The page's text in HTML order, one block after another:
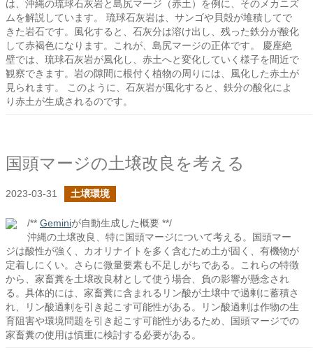
は、沖縄の琉球石灰岩と島尻マージ（赤土）を例に、そのメカニズ
ムを解説しています。 琉球石灰岩は、サンゴや貝殻が堆積してで
きた岩石です。風化すると、石灰分は溶け出し、残った鉄分が酸化
して赤褐色になります。これが、島尻マージの正体です。 慶座絶
壁では、琉球石灰岩が風化し、赤土へと変化していく様子を間近で
観察できます。岩の隙間に根付く植物の周りには、風化した赤土が
見られます。 このように、石灰岩が風化すると、鉄分の酸化によ
り赤土が生成されるのです。
国頭マージの土壌改良を考える
2023-03-31 土壌環境
/** Geminiが自動生成した概要 **/
沖縄の土壌改良、特に国頭マージについて考える。国頭マー
ジは酸性が強く、カオリナイトを多く含むため土が固く、有機物が
定着しにくい。さらに微量要素も不足しがちである。これらの特徴
から、家畜糞を土壌改良材として使う場合、負の影響が懸念され
る。具体的には、家畜糞に含まれるリン酸が土壌中で過剰に蓄積さ
れ、リン酸過剰を引き起こす可能性がある。リン酸過剰は作物の生
育阻害や環境問題を引き起こす可能性があるため、国頭マージでの
家畜糞の使用は慎重に検討する必要がある。